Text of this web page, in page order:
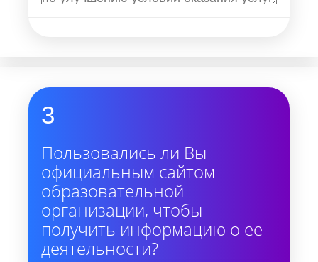
3
Пользовались ли Вы
официальным сайтом
образовательной
организации, чтобы
получить информацию о ее
деятельности?